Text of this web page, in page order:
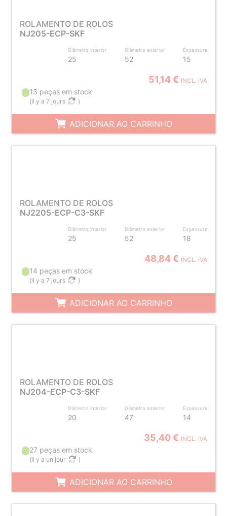
ROLAMENTO DE ROLOS
NJ205-ECP-SKF
Diâmetro interior
25
Diâmetro exterior
52
Espessura
15
51,14 € INCL. IVA
13 peças em stock
(il y a 7 jours )
ADICIONAR AO CARRINHO
ROLAMENTO DE ROLOS
NJ2205-ECP-C3-SKF
Diâmetro interior
25
Diâmetro exterior
52
Espessura
18
48,84 € INCL. IVA
14 peças em stock
(il y a 7 jours )
ADICIONAR AO CARRINHO
ROLAMENTO DE ROLOS
NJ204-ECP-C3-SKF
Diâmetro interior
20
Diâmetro exterior
47
Espessura
14
35,40 € INCL. IVA
27 peças em stock
(il y a un jour )
ADICIONAR AO CARRINHO